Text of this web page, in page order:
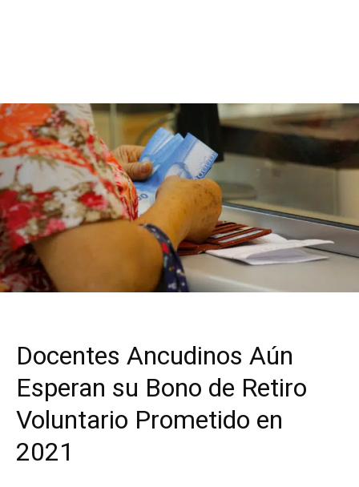
Docentes Ancudinos Aún
Esperan su Bono de Retiro
Voluntario Prometido en
2021